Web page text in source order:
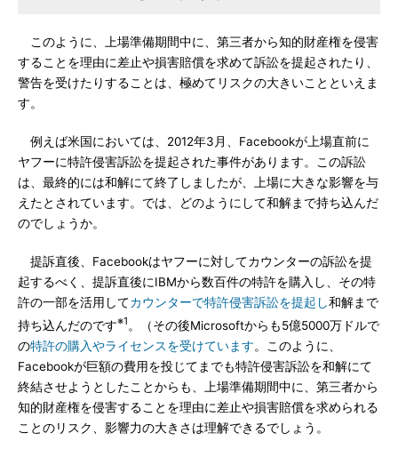
このように、上場準備期間中に、第三者から知的財産権を侵害
することを理由に差止や損害賠償を求めて訴訟を提起されたり、
警告を受けたりすることは、極めてリスクの大きいことといえま
す。
例えば米国においては、2012年3月、Facebookが上場直前に
ヤフーに特許侵害訴訟を提起された事件があります。この訴訟
は、最終的には和解にて終了しましたが、上場に大きな影響を与
えたとされています。では、どのようにして和解まで持ち込んだ
のでしょうか。
提訴直後、Facebookはヤフーに対してカウンターの訴訟を提
起するべく、提訴直後にIBMから数百件の特許を購入し、その特
許の一部を活用してカウンターで特許侵害訴訟を提起し和解まで
持ち込んだのです※1 。（その後Microsoftからも5億5000万ドルで
の特許の購入やライセンスを受けています。このように、
Facebookが巨額の費用を投じてまでも特許侵害訴訟を和解にて
終結させようとしたことからも、上場準備期間中に、第三者から
知的財産権を侵害することを理由に差止や損害賠償を求められる
ことのリスク、影響力の大きさは理解できるでしょう。